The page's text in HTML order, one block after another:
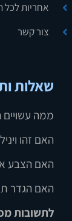
אחריות לכל
צור קשר
שאלות
ממה עשויים
האם זהו
האם הצבע
האם הגדר
לתשובות